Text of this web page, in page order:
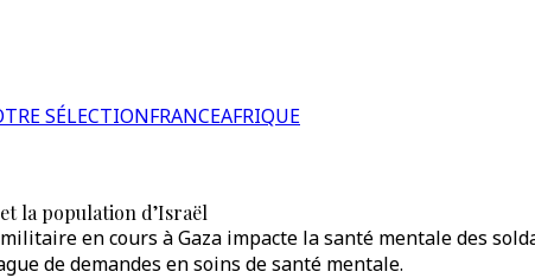
SÉLECTIONFRANCEAFRIQUE
la population d’Israël
en cours à Gaza impacte la santé mentale des
de demandes en soins de santé mentale.